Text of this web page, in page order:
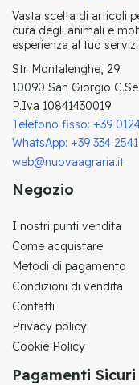
Vasta scelta di articoli
cura degli animali e
esperienza al tuo
Str. Montalenghe, 29
10090 San Giorgio
P.Iva 10841430019
Telefono fisso: +39
WhatsApp: +39 334
web@nuovaagraria.it
Negozio
I nostri punti vendita
Come acquistare
Metodi di pagamento
Condizioni di vendita
Contatti
Privacy policy
Cookie Policy
Pagamenti Sicuri